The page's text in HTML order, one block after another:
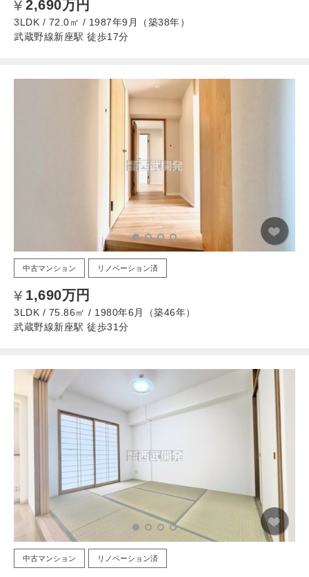
2,690万円
3LDK / 72.0㎡ / 1987年9月（築38年）
武蔵野線新座駅 徒歩17分
中古マンション リノベーション済
1,690万円
3LDK / 75.86㎡ / 1980年6月（築46年）
武蔵野線新座駅 徒歩31分
中古マンション リノベーション済